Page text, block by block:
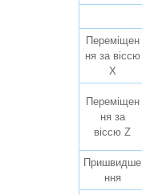
Переміщен
ня за віссю
X
Переміщен
ня за
віссю Z
Пришвидше
ння